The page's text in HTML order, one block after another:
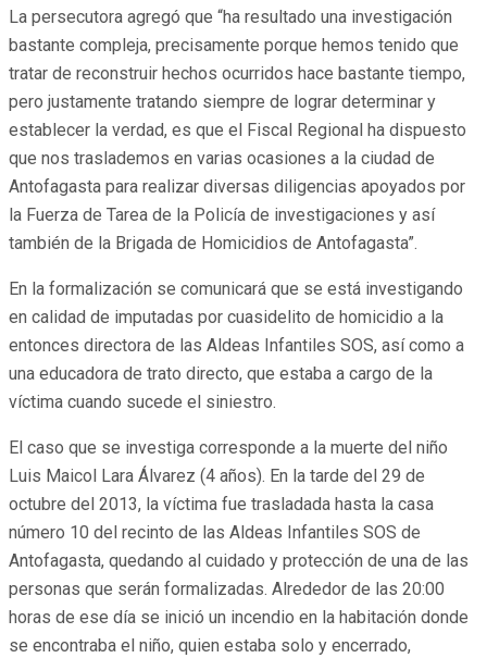
La persecutora agregó que “ha resultado una investigación
bastante compleja, precisamente porque hemos tenido que
tratar de reconstruir hechos ocurridos hace bastante tiempo,
pero justamente tratando siempre de lograr determinar y
establecer la verdad, es que el Fiscal Regional ha dispuesto
que nos traslademos en varias ocasiones a la ciudad de
Antofagasta para realizar diversas diligencias apoyados por
la Fuerza de Tarea de la Policía de investigaciones y así
también de la Brigada de Homicidios de Antofagasta”.
En la formalización se comunicará que se está investigando
en calidad de imputadas por cuasidelito de homicidio a la
entonces directora de las Aldeas Infantiles SOS, así como a
una educadora de trato directo, que estaba a cargo de la
víctima cuando sucede el siniestro.
El caso que se investiga corresponde a la muerte del niño
Luis Maicol Lara Álvarez (4 años). En la tarde del 29 de
octubre del 2013, la víctima fue trasladada hasta la casa
número 10 del recinto de las Aldeas Infantiles SOS de
Antofagasta, quedando al cuidado y protección de una de las
personas que serán formalizadas. Alrededor de las 20:00
horas de ese día se inició un incendio en la habitación donde
se encontraba el niño, quien estaba solo y encerrado,